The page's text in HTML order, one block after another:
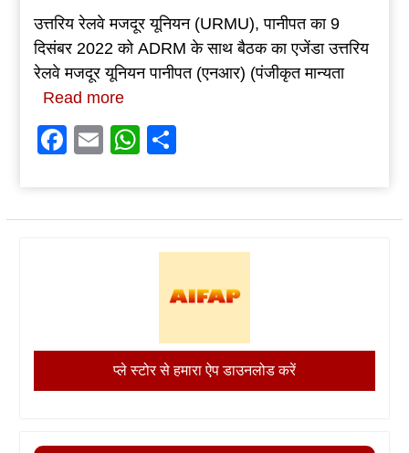
उत्तरिय रेलवे मजदूर यूनियन (URMU), पानीपत का 9
दिसंबर 2022 को ADRM के साथ बैठक का एजेंडा उत्तरिय
रेलवे मजदूर यूनियन पानीपत (एनआर) (पंजीकृत मान्यता
Read more
Facebook
EmailWhatsApp
प्ले स्टोर से हमारा ऐप डाउनलोड करें